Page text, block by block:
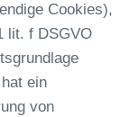
Cookies),
lit. f DSGVO
ein
von